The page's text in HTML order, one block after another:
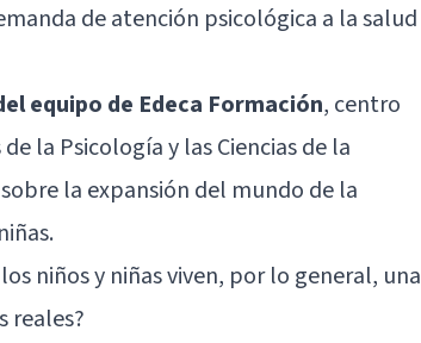
de atención psicológica a la salud
equipo de Edeca Formación, centro
la Psicología y las Ciencias de la
la expansión del mundo de la
niños y niñas viven, por lo general, una
reales?